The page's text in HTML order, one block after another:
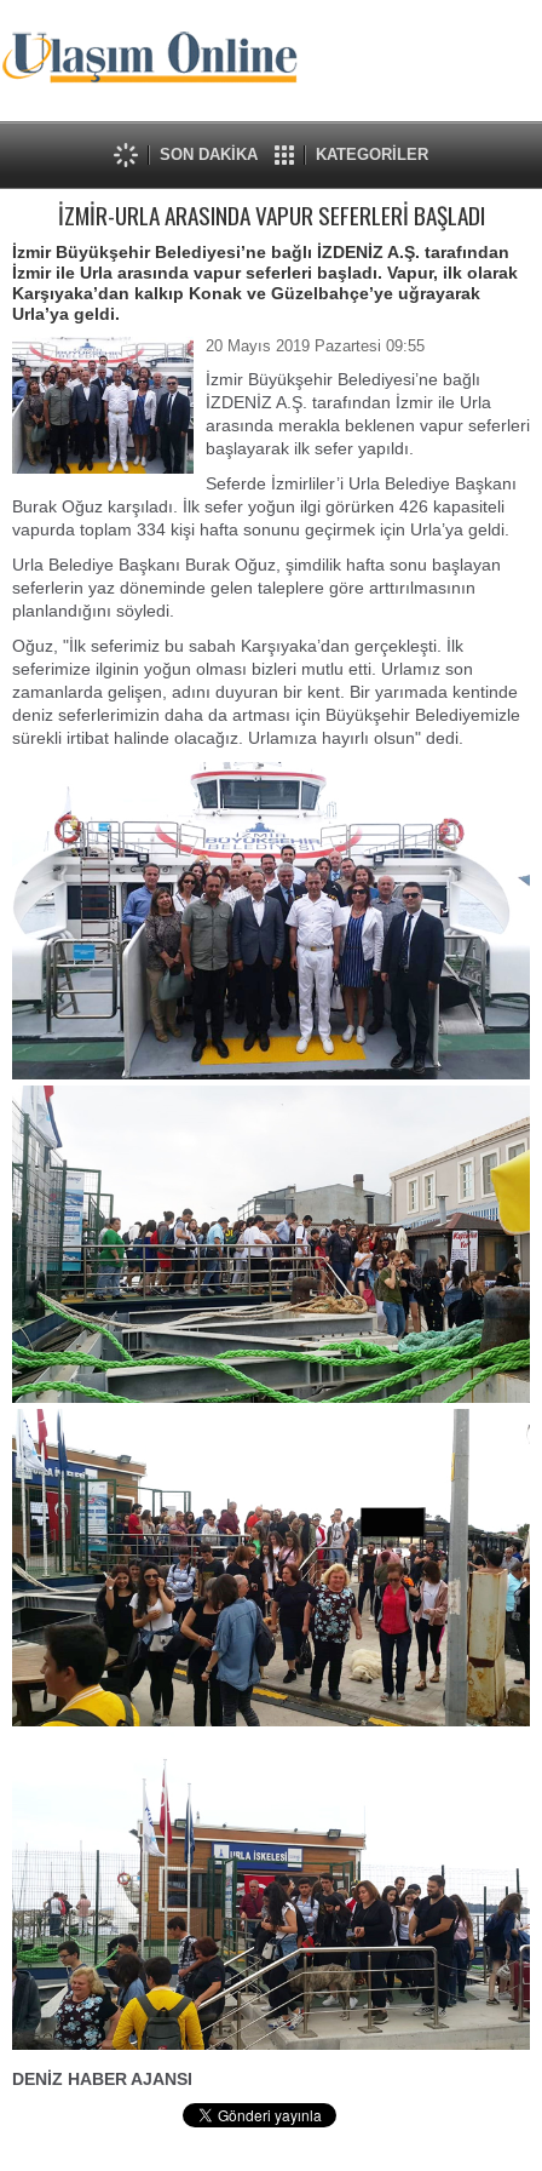
SON DAKİKA KATEGORİLER
İZMİR-URLA ARASINDA VAPUR SEFERLERİ BAŞLADI
İzmir Büyükşehir Belediyesi’ne bağlı İZDENİZ A.Ş. tarafından
İzmir ile Urla arasında vapur seferleri başladı. Vapur, ilk olarak
Karşıyaka’dan kalkıp Konak ve Güzelbahçe’ye uğrayarak
Urla’ya geldi.
20 Mayıs 2019 Pazartesi 09:55
İzmir Büyükşehir Belediyesi’ne bağlı
İZDENİZ A.Ş. tarafından İzmir ile Urla
arasında merakla beklenen vapur seferleri
başlayarak ilk sefer yapıldı.
Seferde İzmirliler’i Urla Belediye Başkanı
Burak Oğuz karşıladı. İlk sefer yoğun ilgi görürken 426 kapasiteli
vapurda toplam 334 kişi hafta sonunu geçirmek için Urla’ya geldi.
Urla Belediye Başkanı Burak Oğuz, şimdilik hafta sonu başlayan
seferlerin yaz döneminde gelen taleplere göre arttırılmasının
planlandığını söyledi.
Oğuz, "İlk seferimiz bu sabah Karşıyaka’dan gerçekleşti. İlk
seferimize ilginin yoğun olması bizleri mutlu etti. Urlamız son
zamanlarda gelişen, adını duyuran bir kent. Bir yarımada kentinde
deniz seferlerimizin daha da artması için Büyükşehir Belediyemizle
sürekli irtibat halinde olacağız. Urlamıza hayırlı olsun" dedi.
DENİZ HABER AJANSI